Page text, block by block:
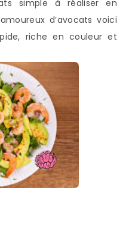
simple à réaliser en
d’avocats voici
riche en couleur et